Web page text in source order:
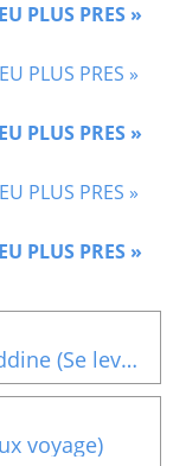
PLUS PRES »
PLUS PRES »
PLUS PRES »
Contes des sages Djeha et Nasreddine (Se lever tôt)
voyage)